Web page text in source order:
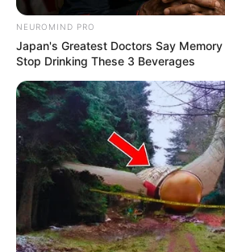
VEJA TAMBÉM
NEUROMIND PRO
Japan's Greatest Doctors Say
Stop Drinking These 3 Beverages